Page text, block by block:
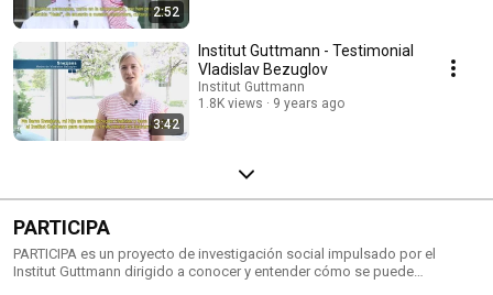
2:52
3:42
Institut Guttmann - Testimonial
Vladislav Bezuglov
Institut Guttmann
1.8K views
9 years ago
PARTICIPA
PARTICIPA es un proyecto de investigación social impulsado por el
Institut Guttmann dirigido a conocer y entender cómo se puede